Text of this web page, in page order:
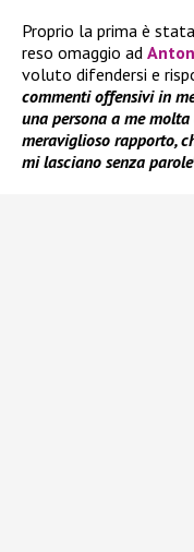
Proprio la prima è
reso omaggio ad
voluto difendersi e
commenti offensivi in
una persona a me
meraviglioso rapporto,
mi lasciano senza